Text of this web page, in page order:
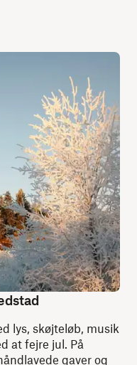
lys, skøjteløb, musik
at fejre jul. På
gaver og